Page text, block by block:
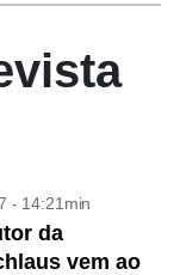
- 14:21min
da
vem ao